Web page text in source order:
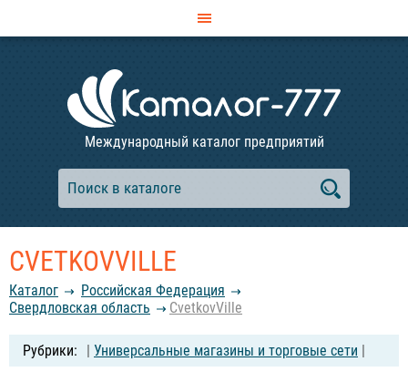
Международный каталог предприятий
CVETKOVVILLE
Каталог
Российcкая Федерация
Свердловская область
CvetkovVille
| Универсальные магазины и торговые сети |